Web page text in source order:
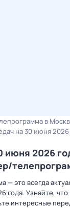
в
на 30 июня 2026
июня 2026
— это всегда
года. Узнайте,
интересные